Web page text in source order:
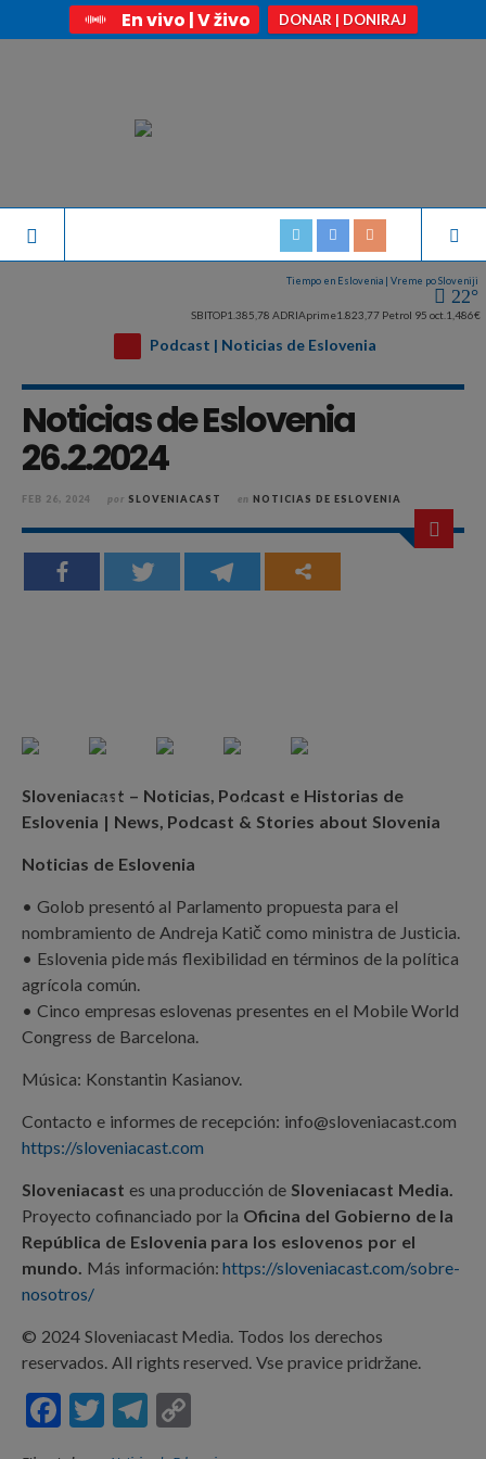
En vivo | V živo DONAR | DONIRAJ
Tiempo en Eslovenia | Vreme po Sloveniji
22°
SBITOP1.385,78 ADRIAprime1.823,77 Petrol 95 oct. 1,486€
Podcast | Noticias de Eslovenia
Noticias de Eslovenia
26.2.2024
FEB 26, 2024 por SLOVENIACAST en NOTICIAS DE ESLOVENIA
Sloveniacast – Noticias, Podcast e Historias de
Eslovenia | News, Podcast & Stories about Slovenia
Noticias de Eslovenia
• Golob presentó al Parlamento propuesta para el
nombramiento de Andreja Katič como ministra de Justicia.
• Eslovenia pide más flexibilidad en términos de la política
agrícola común.
• Cinco empresas eslovenas presentes en el Mobile World
Congress de Barcelona.
Música: Konstantin Kasianov.
Contacto e informes de recepción: info@sloveniacast.com
https://sloveniacast.com
Sloveniacast es una producción de Sloveniacast Media.
Proyecto cofinanciado por la Oficina del Gobierno de la
República de Eslovenia para los eslovenos por el
mundo. Más información:https://sloveniacast.com/sobre-
nosotros/
© 2024 Sloveniacast Media. Todos los derechos
reservados. All rights reserved. Vse pravice pridržane.
F
T
T